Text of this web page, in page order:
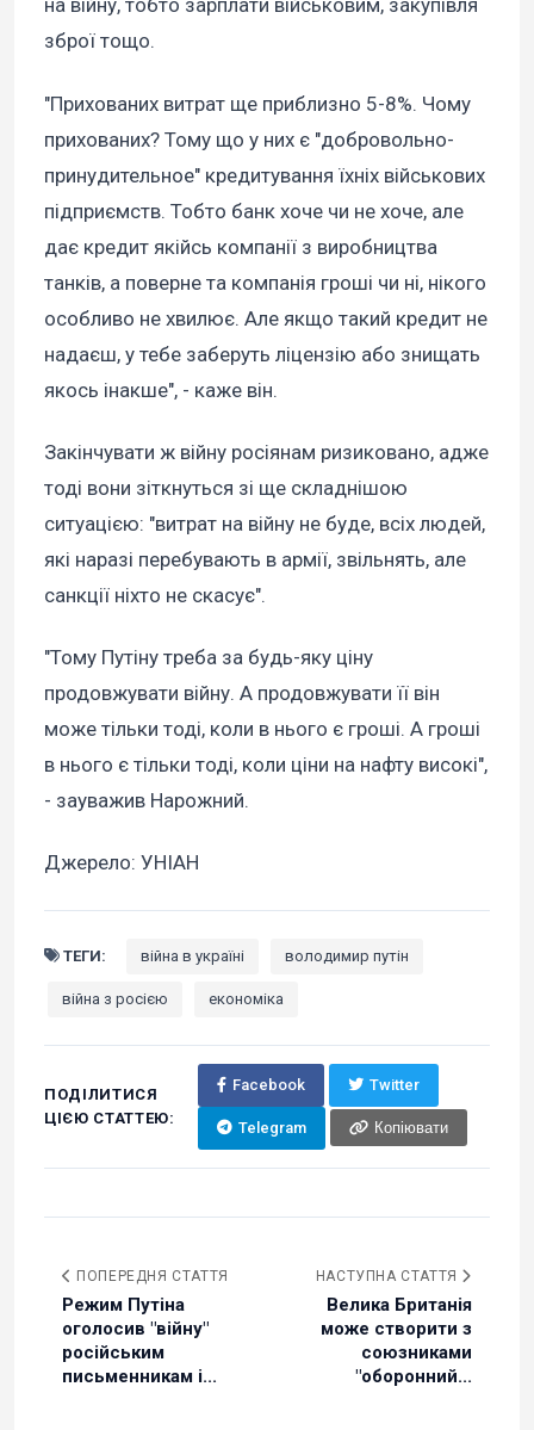
на війну, тобто зарплати військовим, закупівля
зброї тощо.
"Прихованих витрат ще приблизно 5-8%. Чому
прихованих? Тому що у них є "добровольно-
принудительное" кредитування їхніх військових
підприємств. Тобто банк хоче чи не хоче, але
дає кредит якійсь компанії з виробництва
танків, а поверне та компанія гроші чи ні, нікого
особливо не хвилює. Але якщо такий кредит не
надаєш, у тебе заберуть ліцензію або знищать
якось інакше", - каже він.
Закінчувати ж війну росіянам ризиковано, адже
тоді вони зіткнуться зі ще складнішою
ситуацією: "витрат на війну не буде, всіх людей,
які наразі перебувають в армії, звільнять, але
санкції ніхто не скасує".
"Тому Путіну треба за будь-яку ціну
продовжувати війну. А продовжувати її він
може тільки тоді, коли в нього є гроші. А гроші
в нього є тільки тоді, коли ціни на нафту високі",
- зауважив Нарожний.
Джерело: УНІАН
ТЕГИ: війна в україні володимир путін
війна з росією економіка
ПОДІЛИТИСЯ
ЦІЄЮ СТАТТЕЮ:
Facebook Twitter
Telegram Копіювати
ПОПЕРЕДНЯ СТАТТЯ
Режим Путіна
оголосив "війну"
російським
письменникам і...
НАСТУПНА СТАТТЯ
Велика Британія
може створити з
союзниками
"оборонний...